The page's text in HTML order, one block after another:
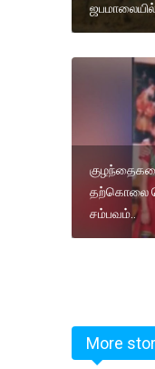
தற்கொலை
சம்பவம்..
More